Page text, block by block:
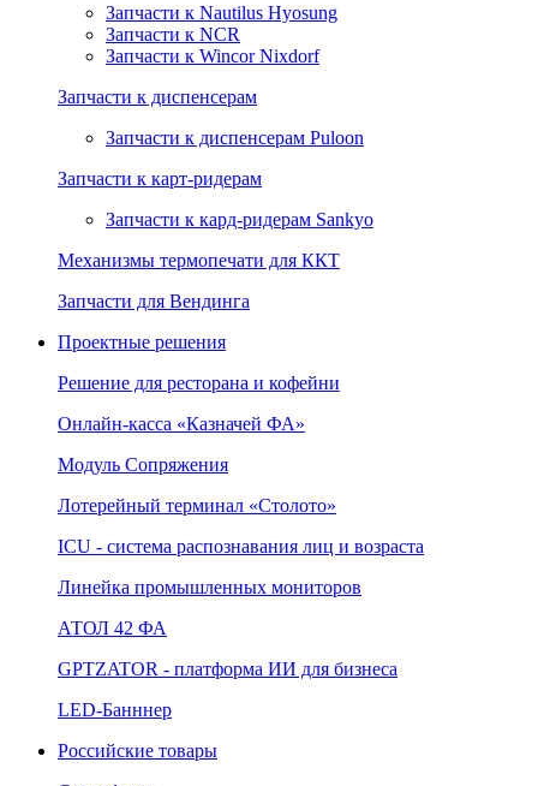
Запчасти к Nautilus Hyosung
Запчасти к NCR
Запчасти к Wincor Nixdorf
Запчасти к диспенсерам
Запчасти к диспенсерам Puloon
Запчасти к карт-ридерам
Запчасти к кард-ридерам Sankyo
Механизмы термопечати для ККТ
Запчасти для Вендинга
Проектные решения
Решение для ресторана и кофейни
Онлайн‑касса «Казначей ФА»
Модуль Сопряжения
Лотерейный терминал «Столото»
ICU - система распознавания лиц и возраста
Линейка промышленных мониторов
АТОЛ 42 ФА
GPTZATOR - платформа ИИ для бизнеса
LED-Банннер
Российские товары